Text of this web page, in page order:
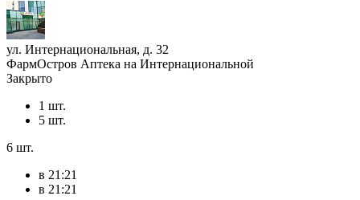
ул. Интернациональная, д. 32
ФармОстров Аптека на Интернациональной
Закрыто
1 шт.
5 шт.
6 шт.
в 21:21
в 21:21